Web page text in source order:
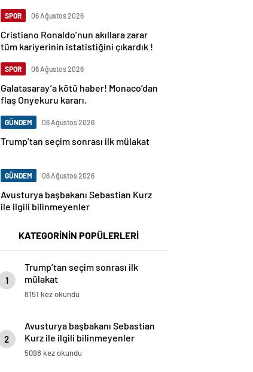
SPOR 06 Ağustos 2026
Cristiano Ronaldo’nun akıllara zarar
tüm kariyerinin istatistiğini çıkardık !
SPOR 06 Ağustos 2026
Galatasaray’a kötü haber! Monaco’dan
flaş Onyekuru kararı.
GÜNDEM 06 Ağustos 2026
Trump’tan seçim sonrası ilk mülakat
GÜNDEM 06 Ağustos 2026
Avusturya başbakanı Sebastian Kurz
ile ilgili bilinmeyenler
KATEGORİNİN POPÜLERLERİ
1
Trump’tan seçim sonrası ilk
mülakat
8151 kez okundu
2
Avusturya başbakanı Sebastian
Kurz ile ilgili bilinmeyenler
5098 kez okundu